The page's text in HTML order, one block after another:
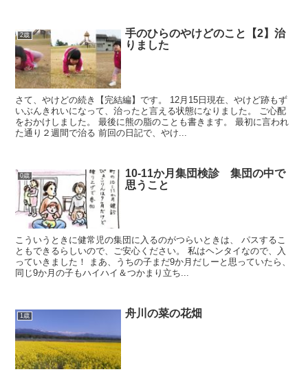
2歳
手のひらのやけどのこと【2】治
りました
さて、やけどの続き【完結編】です。 12月15日現在、やけど跡もず
いぶんきれいになって、治ったと言える状態になりました。 ご心配
をおかけしました。 最後に熊の脂のことも書きます。 最初に言われ
た通り２週間で治る 前回の日記で、やけ...
0歳
10-11か月集団検診 集団の中で
思うこと
こういうときに健常児の集団に入るのがつらいときは、 パスするこ
ともできるらしいので、ご安心ください。 私はヘンタイなので、入
っていきました！ まあ、うちの子まだ9か月だしーと思っていたら、
同じ9か月の子もハイハイ＆つかまり立ち...
1歳 舟川の菜の花畑